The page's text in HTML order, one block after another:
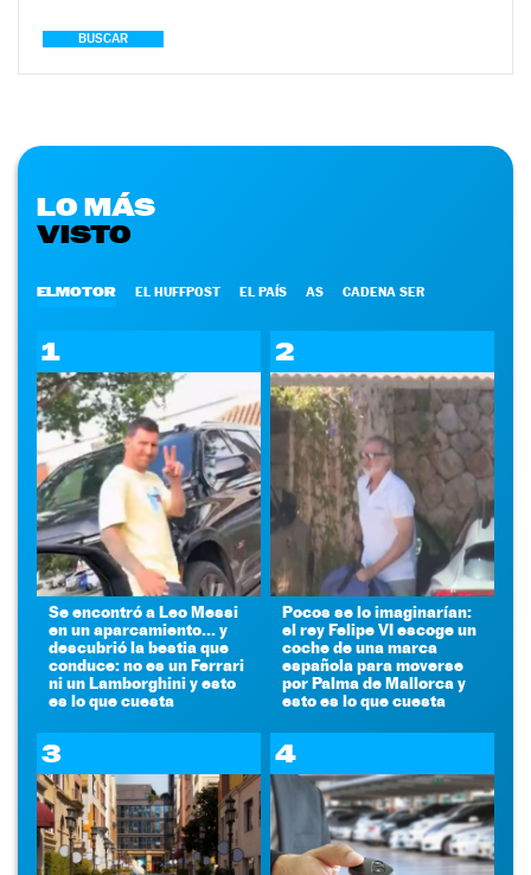
BUSCAR
LO MÁS
VISTO
ELMOTOR EL HUFFPOST EL PAÍS AS CADENA SER
1
Se encontró a Leo Messi
en un aparcamiento... y
descubrió la bestia que
conduce: no es un Ferrari
ni un Lamborghini y esto
es lo que cuesta
2
Pocos se lo imaginarían:
el rey Felipe VI escoge un
coche de una marca
española para moverse
por Palma de Mallorca y
esto es lo que cuesta
3 4